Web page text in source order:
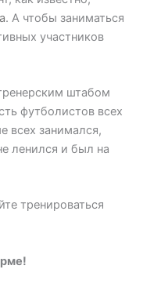
. А чтобы заниматься
участников
штабом
футболистов всех
всех занимался,
ленился и был на
тренироваться